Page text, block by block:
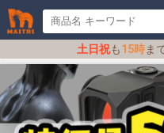
土日祝も15時ま